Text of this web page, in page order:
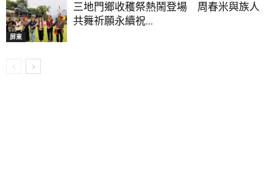
屏東
三地門鄉收穫祭熱鬧登場 周春米與族人
共舞祈願永續祝...